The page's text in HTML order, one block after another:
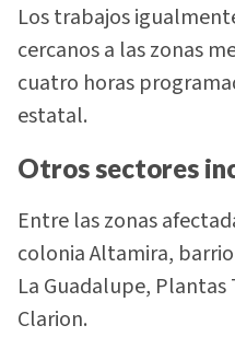
Los trabajos
cercanos a las zonas
cuatro horas
estatal.
Otros sectores
Entre las zonas
colonia Altamira,
La Guadalupe,
Clarion.